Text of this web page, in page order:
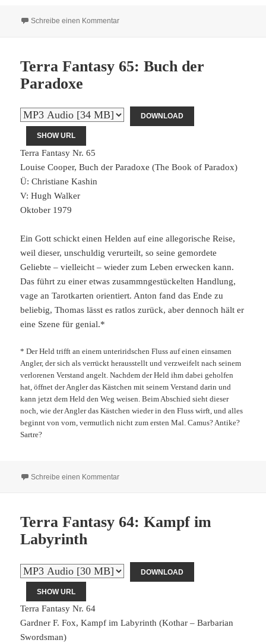
Schreibe einen Kommentarzu Terra Fantasy 66: Straße der Verdammnis
Terra Fantasy 65: Buch der
Paradoxe
DOWNLOAD
SHOW URL
Terra Fantasy Nr. 65
Louise Cooper, Buch der Paradoxe (The Book of Paradox)
Ü: Christiane Kashin
V: Hugh Walker
Oktober 1979
Ein Gott schickt einen Helden auf eine allegorische Reise,
weil dieser, unschuldig verurteilt, so seine gemordete
Geliebte – vielleicht – wieder zum Leben erwecken kann.
Das führt zu einer etwas zusammngestückelten Handlung,
vage an Tarotkarten orientiert. Anton fand das Ende zu
beliebig, Thomas lässt es ratlos zurück, aber dennoch hält er
eine Szene für genial.*
* Der Held trifft an einem unteriridschen Fluss auf einen einsamen
Angler, der sich als verrückt herausstellt und verzweifelt nach seinem
verlorenen Verstand angelt. Nachdem der Held ihm dabei geholfen
hat, öffnet der Angler das Kästchen mit seinem Verstand darin und
kann jetzt dem Held den Weg weisen. Beim Abschied sieht dieser
noch, wie der Angler das Kästchen wieder in den Fluss wirft, und alles
beginnt von vorn, vermutlich nicht zum ersten Mal. Camus? Antike?
Sartre?
Schreibe einen Kommentarzu Terra Fantasy 65: Buch der Paradoxe
Terra Fantasy 64: Kampf im
Labyrinth
DOWNLOAD
SHOW URL
Terra Fantasy Nr. 64
Gardner F. Fox, Kampf im Labyrinth (Kothar – Barbarian
Swordsman)